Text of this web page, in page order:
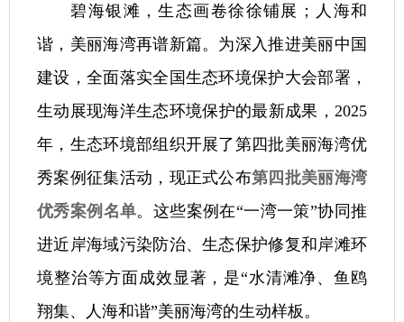
碧海银滩，生态画卷徐徐铺展；人海和
谐，美丽海湾再谱新篇。为深入推进美丽中国
建设，全面落实全国生态环境保护大会部署，
生动展现海洋生态环境保护的最新成果，2025
年，生态环境部组织开展了第四批美丽海湾优
秀案例征集活动，现正式公布第四批美丽海湾
优秀案例名单。这些案例在“一湾一策”协同推
进近岸海域污染防治、生态保护修复和岸滩环
境整治等方面成效显著，是“水清滩净、鱼鸥
翔集、人海和谐”美丽海湾的生动样板。